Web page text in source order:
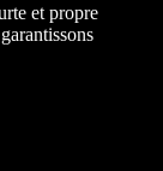
et propre